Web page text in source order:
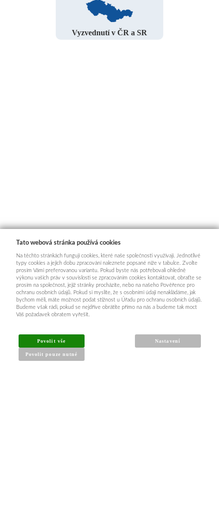
Vyzvednutí v ČR a SR
Tato webová stránka používá cookies
Na těchto stránkách fungují cookies, které naše společnosti využívají. Jednotlivé
typy cookies a jejich dobu zpracování naleznete popsané níže v tabulce. Zvolte
prosím Vámi preferovanou variantu. Pokud byste nás potřebovali ohledně
výkonu vašich práv v souvislosti se zpracováním cookies kontaktovat, obraťte se
prosím na společnost, jejíž stránky procházíte, nebo na našeho Pověřence pro
ochranu osobních údajů. Pokud si myslíte, že s osobními údaji nenakládáme, jak
bychom měli, máte možnost podat stížnost u Úřadu pro ochranu osobních údajů.
Budeme však rádi, pokud se nejdříve obrátíte přímo na nás a budeme tak moct
Váš požadavek obratem vyřešit.
Povolit vše
Povolit pouze nutné
Nastavení